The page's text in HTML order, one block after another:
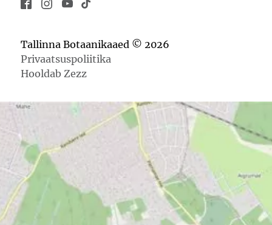
Tallinna Botaanikaaed © 2026
Privaatsuspoliitika
Hooldab Zezz